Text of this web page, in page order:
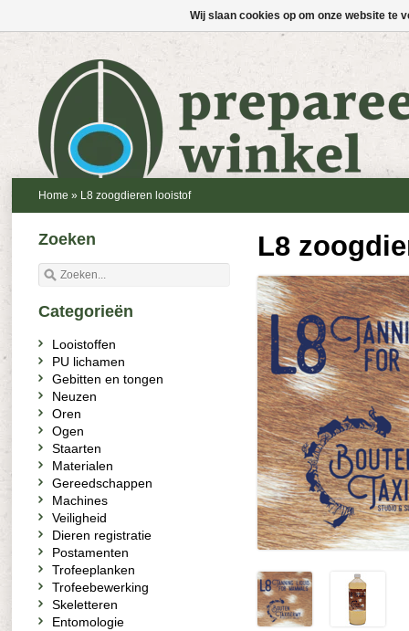
Home » L8 zoogdieren looistof
L8
Zoeken
Categorieën
Looistoffen
PU lichamen
Gebitten en tongen
Neuzen
Oren
Ogen
Staarten
Materialen
Gereedschappen
Machines
Veiligheid
Dieren registratie
Postamenten
Trofeeplanken
Trofeebewerking
Skeletteren
Entomologie
Wij slaan cookies op om onze website te